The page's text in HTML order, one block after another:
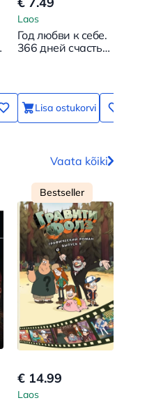
Laos
Год любви к себе.
366 дней счастья.
Lisa ostukorvi
Vaata kõiki
Bestseller
€ 14.99
Laos